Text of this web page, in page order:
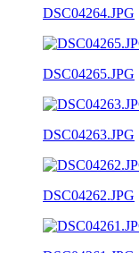
DSC04264.JPG
DSC04265.JPG
DSC04263.JPG
DSC04262.JPG